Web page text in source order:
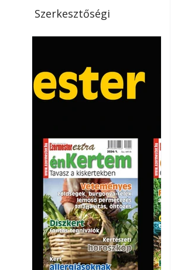
jelentőséget kapott, ahogy a
nyári hőhullámok gyakoribbá és
a megoldást a meleg ellen, ma
már egyre többen keresnek
olyan kültéri hűtési
vendégl
Szerkesztőségi